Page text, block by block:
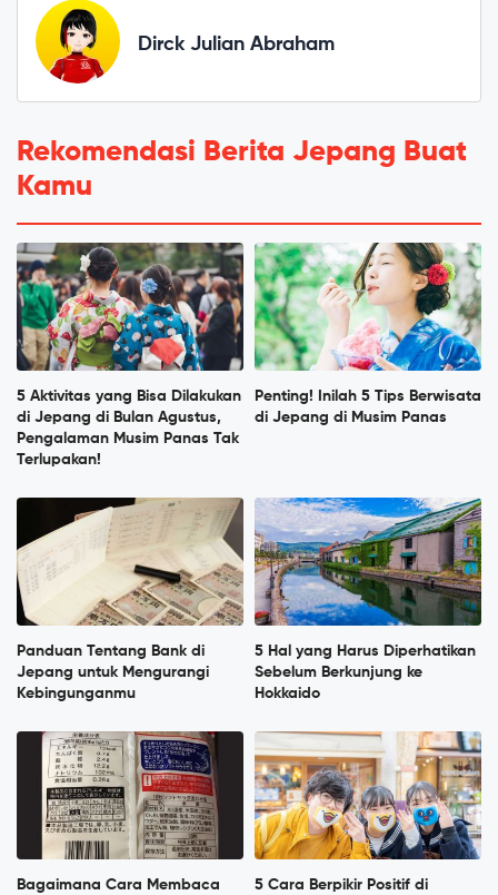
Dirck Julian Abraham
Rekomendasi Berita Jepang Buat
Kamu
5 Aktivitas yang Bisa Dilakukan
di Jepang di Bulan Agustus,
Pengalaman Musim Panas Tak
Terlupakan!
Penting! Inilah 5 Tips Berwisata
di Jepang di Musim Panas
Panduan Tentang Bank di
Jepang untuk Mengurangi
Kebingunganmu
5 Hal yang Harus Diperhatikan
Sebelum Berkunjung ke
Hokkaido
Bagaimana Cara Membaca
5 Cara Berpikir Positif di